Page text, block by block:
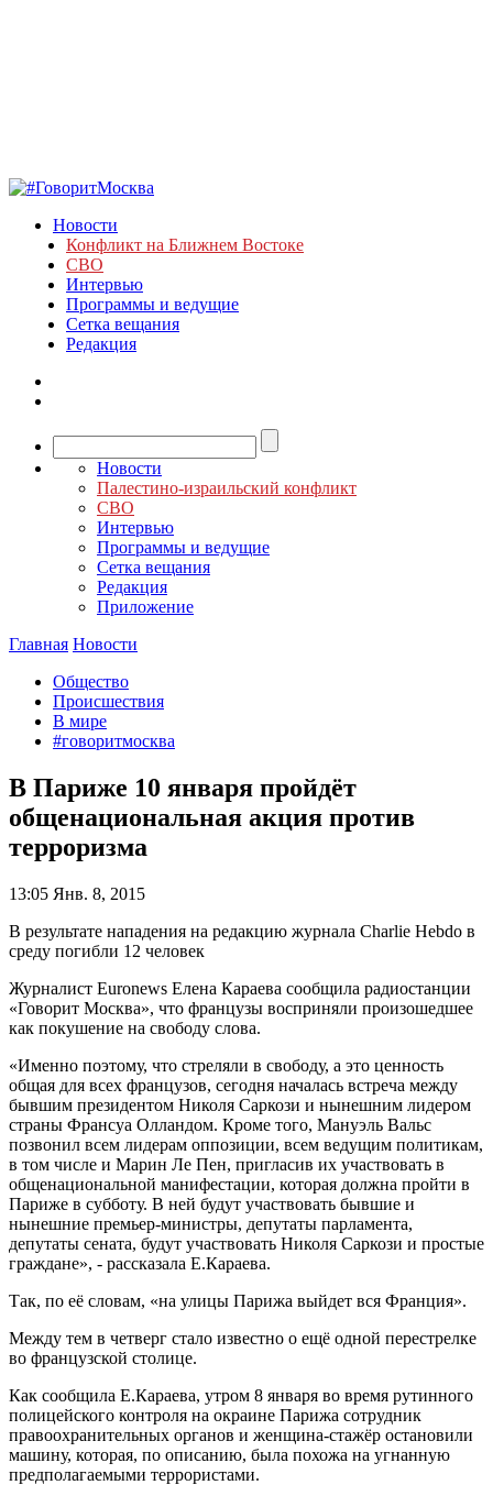
Новости
Конфликт на Ближнем Востоке
СВО
Интервью
Программы и ведущие
Сетка вещания
Редакция
Новости
Палестино-израильский конфликт
СВО
Интервью
Программы и ведущие
Сетка вещания
Редакция
Приложение
Главная Новости
Общество
Происшествия
В мире
#говоритмосква
В Париже 10 января пройдёт
общенациональная акция против
терроризма
13:05 Янв. 8, 2015
В результате нападения на редакцию журнала Charlie Hebdo в
среду погибли 12 человек
Журналист Euronews Елена Караева сообщила радиостанции
«Говорит Москва», что французы восприняли произошедшее
как покушение на свободу слова.
«Именно поэтому, что стреляли в свободу, а это ценность
общая для всех французов, сегодня началась встреча между
бывшим президентом Николя Саркози и нынешним лидером
страны Франсуа Олландом. Кроме того, Мануэль Вальс
позвонил всем лидерам оппозиции, всем ведущим политикам,
в том числе и Марин Ле Пен, пригласив их участвовать в
общенациональной манифестации, которая должна пройти в
Париже в субботу. В ней будут участвовать бывшие и
нынешние премьер-министры, депутаты парламента,
депутаты сената, будут участвовать Николя Саркози и простые
граждане», - рассказала Е.Караева.
Так, по её словам, «на улицы Парижа выйдет вся Франция».
Между тем в четверг стало известно о ещё одной перестрелке
во французской столице.
Как сообщила Е.Караева, утром 8 января во время рутинного
полицейского контроля на окраине Парижа сотрудник
правоохранительных органов и женщина-стажёр остановили
машину, которая, по описанию, была похожа на угнанную
предполагаемыми террористами.